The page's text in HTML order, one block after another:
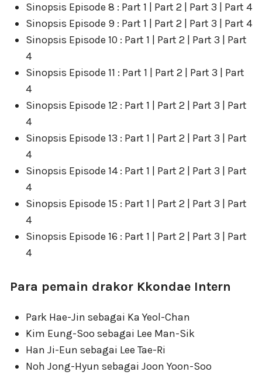
Sinopsis Episode 8 : Part 1 | Part 2 | Part 3 | Part 4
Sinopsis Episode 9 : Part 1 | Part 2 | Part 3 | Part 4
Sinopsis Episode 10 : Part 1 | Part 2 | Part 3 | Part
4
Sinopsis Episode 11 : Part 1 | Part 2 | Part 3 | Part
4
Sinopsis Episode 12 : Part 1 | Part 2 | Part 3 | Part
4
Sinopsis Episode 13 : Part 1 | Part 2 | Part 3 | Part
4
Sinopsis Episode 14 : Part 1 | Part 2 | Part 3 | Part
4
Sinopsis Episode 15 : Part 1 | Part 2 | Part 3 | Part
4
Sinopsis Episode 16 : Part 1 | Part 2 | Part 3 | Part
4
Para pemain drakor Kkondae Intern
Park Hae-Jin sebagai Ka Yeol-Chan
Kim Eung-Soo sebagai Lee Man-Sik
Han Ji-Eun sebagai Lee Tae-Ri
Noh Jong-Hyun sebagai Joon Yoon-Soo